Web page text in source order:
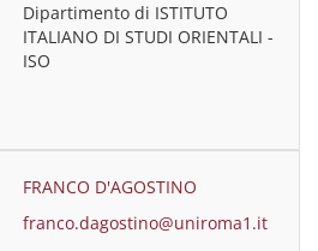
Dipartimento di ISTITUTO
ITALIANO DI STUDI ORIENTALI -
ISO
FRANCO D'AGOSTINO
franco.dagostino@uniroma1.it